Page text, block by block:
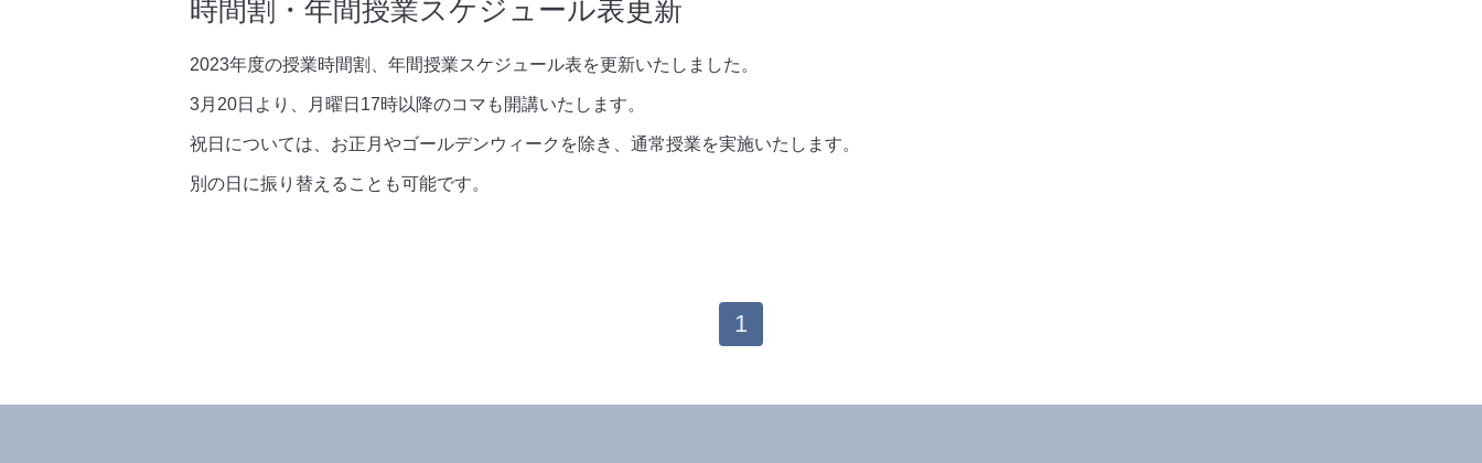
時間割・年間授業スケジュール表更新
2023年度の授業時間割、年間授業スケジュール表を更新いたしました。
3月20日より、月曜日17時以降のコマも開講いたします。
祝日については、お正月やゴールデンウィークを除き、通常授業を実施いたします。
別の日に振り替えることも可能です。
1